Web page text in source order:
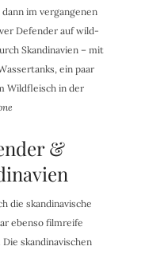
im vergangenen
Defender auf wild-
Skandinavien – mit
ein paar
Wildfleisch in der
&
die skandinavische
ebenso filmreife
skandinavischen